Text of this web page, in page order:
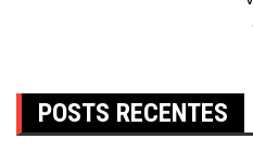
POSTS RECENTES